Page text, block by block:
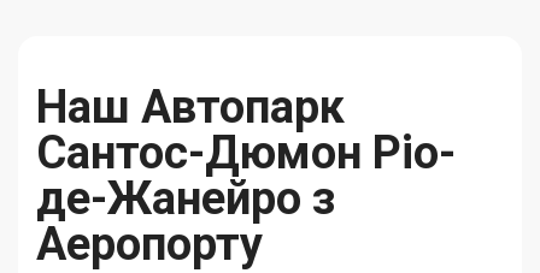
Наш Автопарк
Сантос-Дюмон Ріо-
де-Жанейро з
Аеропорту